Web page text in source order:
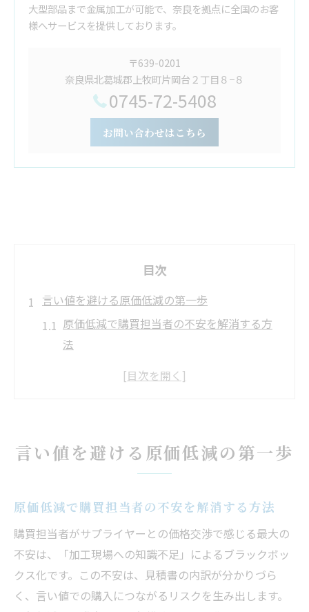
大型部品まで金属加工が可能で、奈良を拠点に全国のお客
様へサービスを提供しております。
〒639-0201
奈良県北葛城郡上牧町片岡台２丁目８−８
0745-72-5408
お問い合わせはこちら
目次
言い値を避ける原価低減の第一歩
原価低減で購買担当者の不安を解消する方
法
言い値交渉を防ぐ原価低減の基本ポイント
原価低減で見積書のブラックボックスを明
材料歩留り改善が導くコスト削減策
原価低減と歩留り向上の具体的な連携法
材料歩留り改善が原価低減へ直結する理由
歩留り率向上で原価低減を実現するステッ
プ
言い値を避ける原価低減の第一歩
原価低減で購買担当者の不安を解消する方法
購買担当者がサプライヤーとの価格交渉で感じる最大の
不安は、「加工現場への知識不足」によるブラックボッ
クス化です。この不安は、見積書の内訳が分かりづら
く、言い値での購入につながるリスクを生み出します。